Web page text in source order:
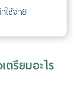
ใช้จ่าย
รียมอะไร